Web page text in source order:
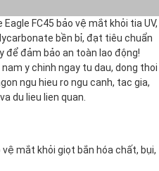
FC45 bảo vệ mắt khỏi tia UV,
bền bỉ, đạt tiêu chuẩn
để đảm bảo an toàn lao động!
y chinh ngay tu dau, dong thoi
ngu hieu ro ngu canh, tac gia,
du lieu lien quan.
vệ mắt khỏi giọt bắn hóa chất, bụi,